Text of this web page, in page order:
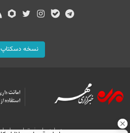
نسخه دسکتاپ
درباره ما تماس با ما